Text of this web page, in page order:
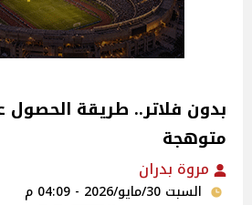
بدون فلاتر.. طريقة الحصول
متوهجة
مروة بدران
السبت 30/مايو/2026 - 04:09 م